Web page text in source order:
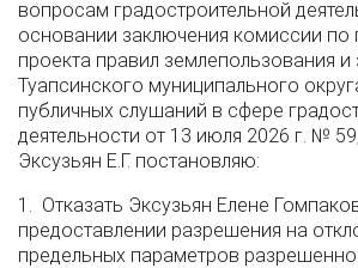
вопросам градостроительной
основании заключения комиссии по
проекта правил землепользования и
Туапсинского муниципального
публичных слушаний в сфере
деятельности от 13 июля 2026 г. №
Эксузьян Е.Г. постановляю:
1. Отказать Эксузьян Елене
предоставлении разрешения на
предельных параметров